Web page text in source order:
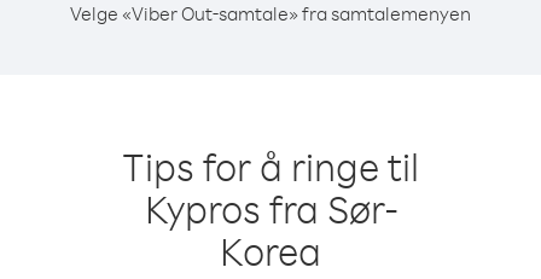
Velge «Viber Out-samtale» fra samtalemenyen
Tips for å ringe til
Kypros fra Sør-
Korea